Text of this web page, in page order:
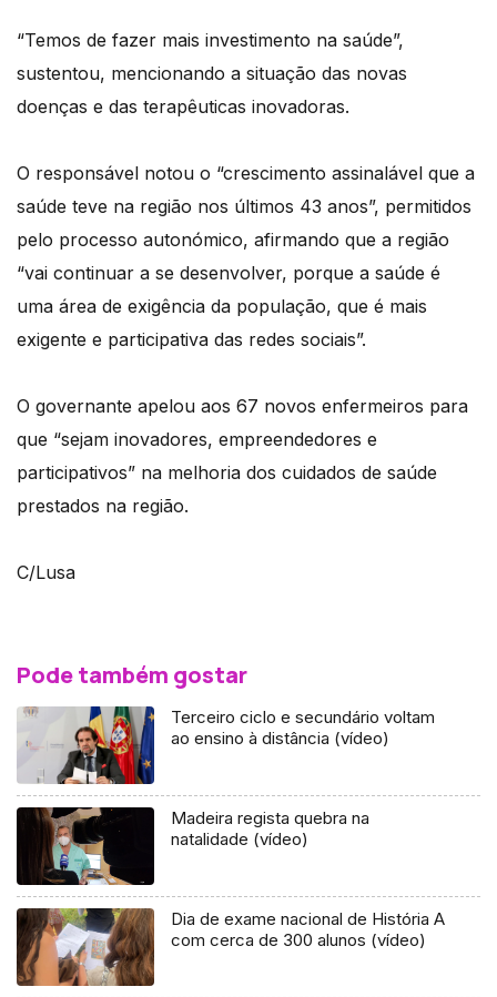
“Temos de fazer mais investimento na saúde”,
sustentou, mencionando a situação das novas
doenças e das terapêuticas inovadoras.
O responsável notou o “crescimento assinalável que a
saúde teve na região nos últimos 43 anos”, permitidos
pelo processo autonómico, afirmando que a região
“vai continuar a se desenvolver, porque a saúde é
uma área de exigência da população, que é mais
exigente e participativa das redes sociais”.
O governante apelou aos 67 novos enfermeiros para
que “sejam inovadores, empreendedores e
participativos” na melhoria dos cuidados de saúde
prestados na região.
C/Lusa
Pode também gostar
Terceiro ciclo e secundário voltam
ao ensino à distância (vídeo)
Madeira regista quebra na
natalidade (vídeo)
Dia de exame nacional de História A
com cerca de 300 alunos (vídeo)